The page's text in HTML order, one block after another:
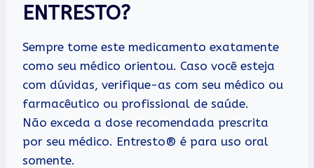
ENTRESTO?
Sempre tome este medicamento exatamente
como seu médico orientou. Caso você esteja
com dúvidas, verifique-as com seu médico ou
farmacêutico ou profissional de saúde.
Não exceda a dose recomendada prescrita
por seu médico. Entresto® é para uso oral
somente.